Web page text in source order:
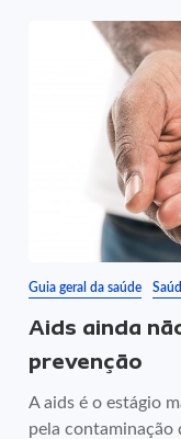
Guia geral da saúde
Aids ainda
prevenção
A aids é o estágio
pela contaminação